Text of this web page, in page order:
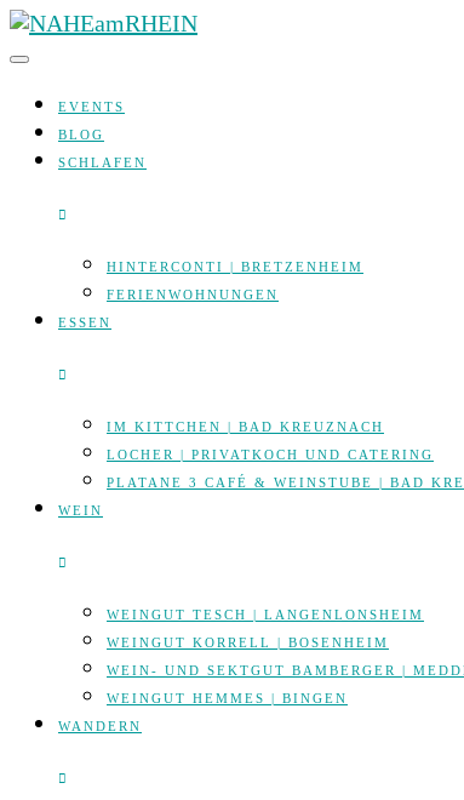
Skip
to
EVENTS
BLOG
SCHLAFEN
HINTERCONTI | BRETZENHEIM
FERIENWOHNUNGEN
ESSEN
IM KITTCHEN | BAD KREUZNACH
LOCHER | PRIVATKOCH UND CATERING
PLATANE 3 CAFÉ & WEINSTUBE | BAD
WEIN
WEINGUT TESCH | LANGENLONSHEIM
WEINGUT KORRELL | BOSENHEIM
WEIN- UND SEKTGUT BAMBERGER |
WEINGUT HEMMES | BINGEN
WANDERN